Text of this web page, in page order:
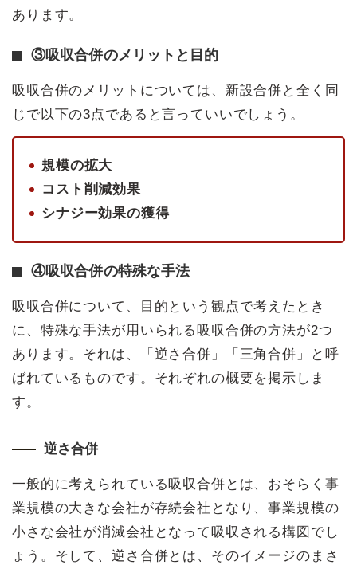
あります。
③吸収合併のメリットと目的
吸収合併のメリットについては、新設合併と全く同
じで以下の3点であると言っていいでしょう。
規模の拡大
コスト削減効果
シナジー効果の獲得
④吸収合併の特殊な手法
吸収合併について、目的という観点で考えたとき
に、特殊な手法が用いられる吸収合併の方法が2つ
あります。それは、「逆さ合併」「三角合併」と呼
ばれているものです。それぞれの概要を掲示しま
す。
逆さ合併
一般的に考えられている吸収合併とは、おそらく事
業規模の大きな会社が存続会社となり、事業規模の
小さな会社が消滅会社となって吸収される構図でし
ょう。そして、逆さ合併とは、そのイメージのまさ